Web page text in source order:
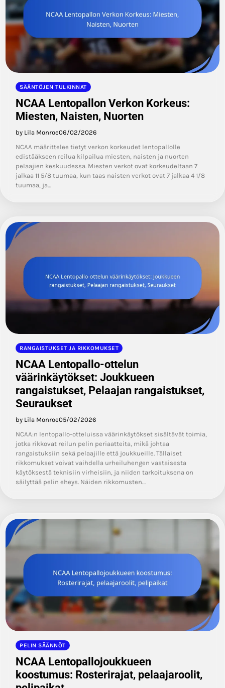
SÄÄNTÖJEN TULKINNAT
NCAA Lentopallon Verkon Korkeus:
Miesten, Naisten, Nuorten
by Lila Monroe06/02/2026
NCAA määrittelee tietyt verkon korkeudet lentopallolle
edistääkseen reilua kilpailua miesten, naisten ja nuorten
pelaajien keskuudessa. Miesten verkot ovat korkeudeltaan 7
jalkaa 11 5/8 tuumaa, kun taas naisten verkot ovat 7 jalkaa 4 1/8
tuumaa, ja…
RANGAISTUKSET JA RIKKOMUKSET
NCAA Lentopallo-ottelun
väärinkäytökset: Joukkueen
rangaistukset, Pelaajan rangaistukset,
Seuraukset
by Lila Monroe05/02/2026
NCAA:n lentopallo-otteluissa väärinkäytökset sisältävät toimia,
jotka rikkovat reilun pelin periaatteita, mikä johtaa
rangaistuksiin sekä pelaajille että joukkueille. Tällaiset
rikkomukset voivat vaihdella urheiluhengen vastaisesta
käytöksestä teknisiin virheisiin, ja niiden tarkoituksena on
säilyttää pelin eheys. Näiden rikkomusten…
PELIN SÄÄNNÖT
NCAA Lentopallojoukkueen
koostumus: Rosterirajat, pelaajaroolit,